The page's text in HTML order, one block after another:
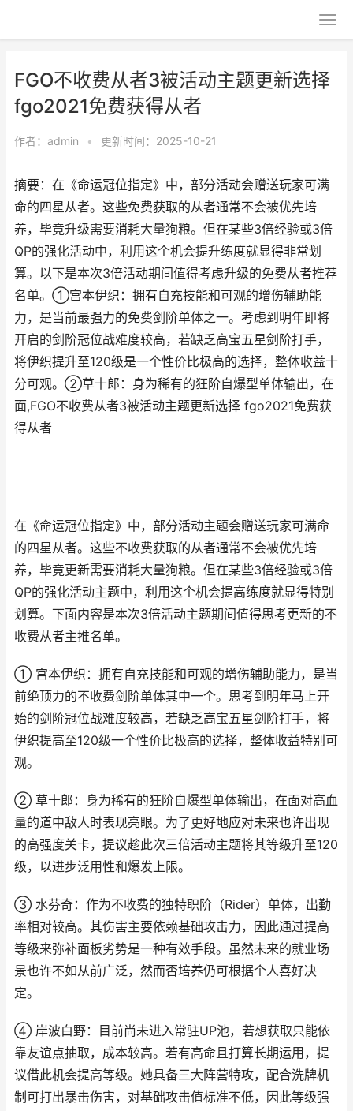
FGO不收费从者3被活动主题更新选择
fgo2021免费获得从者
作者： admin • 更新时间：2025-10-21
摘要：在《命运冠位指定》中，部分活动会赠送玩家可满
命的四星从者。这些免费获取的从者通常不会被优先培
养，毕竟升级需要消耗大量狗粮。但在某些3倍经验或3倍
QP的强化活动中，利用这个机会提升练度就显得非常划
算。以下是本次3倍活动期间值得考虑升级的免费从者推荐
名单。①宫本伊织：拥有自充技能和可观的增伤辅助能
力，是当前最强力的免费剑阶单体之一。考虑到明年即将
开启的剑阶冠位战难度较高，若缺乏高宝五星剑阶打手，
将伊织提升至120级是一个性价比极高的选择，整体收益十
分可观。②草十郎：身为稀有的狂阶自爆型单体输出，在
面,FGO不收费从者3被活动主题更新选择 fgo2021免费获
得从者
在《命运冠位指定》中，部分活动主题会赠送玩家可满命
的四星从者。这些不收费获取的从者通常不会被优先培
养，毕竟更新需要消耗大量狗粮。但在某些3倍经验或3倍
QP的强化活动主题中，利用这个机会提高练度就显得特别
划算。下面内容是本次3倍活动主题期间值得思考更新的不
收费从者主推名单。
① 宫本伊织：拥有自充技能和可观的增伤辅助能力，是当
前绝顶力的不收费剑阶单体其中一个。思考到明年马上开
始的剑阶冠位战难度较高，若缺乏高宝五星剑阶打手，将
伊织提高至120级一个性价比极高的选择，整体收益特别可
观。
② 草十郎：身为稀有的狂阶自爆型单体输出，在面对高血
量的道中敌人时表现亮眼。为了更好地应对未来也许出现
的高强度关卡，提议趁此次三倍活动主题将其等级升至120
级，以进步泛用性和爆发上限。
③ 水芬奇：作为不收费的独特职阶（Rider）单体，出勤
率相对较高。其伤害主要依赖基础攻击力，因此通过提高
等级来弥补面板劣势是一种有效手段。虽然未来的就业场
景也许不如从前广泛，然而否培养仍可根据个人喜好决
定。
④ 岸波白野：目前尚未进入常驻UP池，若想获取只能依
靠友谊点抽取，成本较高。若有高命且打算长期运用，提
议借此机会提高等级。她具备三大阵营特攻，配合洗牌机
制可打出暴击伤害，对基础攻击值标准不低，因此等级强